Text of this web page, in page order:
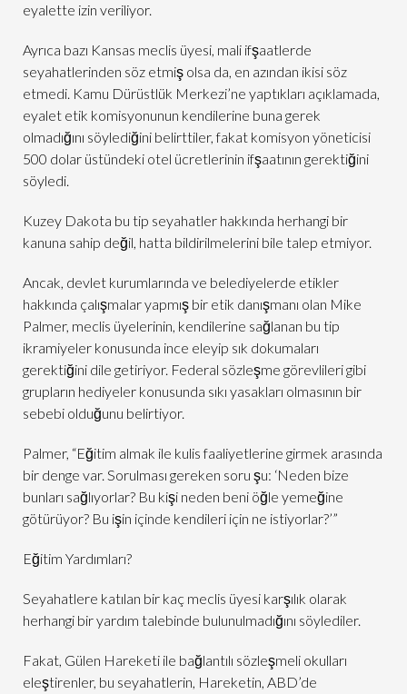
eyalette izin veriliyor.
Ayrıca bazı Kansas meclis üyesi, mali ifşaatlerde
seyahatlerinden söz etmiş olsa da, en azından ikisi söz
etmedi. Kamu Dürüstlük Merkezi’ne yaptıkları açıklamada,
eyalet etik komisyonunun kendilerine buna gerek
olmadığını söylediğini belirttiler, fakat komisyon yöneticisi
500 dolar üstündeki otel ücretlerinin ifşaatının gerektiğini
söyledi.
Kuzey Dakota bu tip seyahatler hakkında herhangi bir
kanuna sahip değil, hatta bildirilmelerini bile talep etmiyor.
Ancak, devlet kurumlarında ve belediyelerde etikler
hakkında çalışmalar yapmış bir etik danışmanı olan Mike
Palmer, meclis üyelerinin, kendilerine sağlanan bu tip
ikramiyeler konusunda ince eleyip sık dokumaları
gerektiğini dile getiriyor. Federal sözleşme görevlileri gibi
grupların hediyeler konusunda sıkı yasakları olmasının bir
sebebi olduğunu belirtiyor.
Palmer, “Eğitim almak ile kulis faaliyetlerine girmek arasında
bir denge var. Sorulması gereken soru şu: ‘Neden bize
bunları sağlıyorlar? Bu kişi neden beni öğle yemeğine
götürüyor? Bu işin içinde kendileri için ne istiyorlar?’”
Eğitim Yardımları?
Seyahatlere katılan bir kaç meclis üyesi karşılık olarak
herhangi bir yardım talebinde bulunulmadığını söylediler.
Fakat, Gülen Hareketi ile bağlantılı sözleşmeli okulları
eleştirenler, bu seyahatlerin, Hareketin, ABD’de